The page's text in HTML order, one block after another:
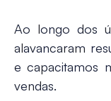
Ao longo dos
alavancaram
e capacitamos
vendas.